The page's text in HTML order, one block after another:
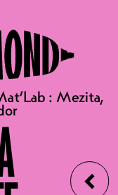
‹
: Mezita,
: Mezita,